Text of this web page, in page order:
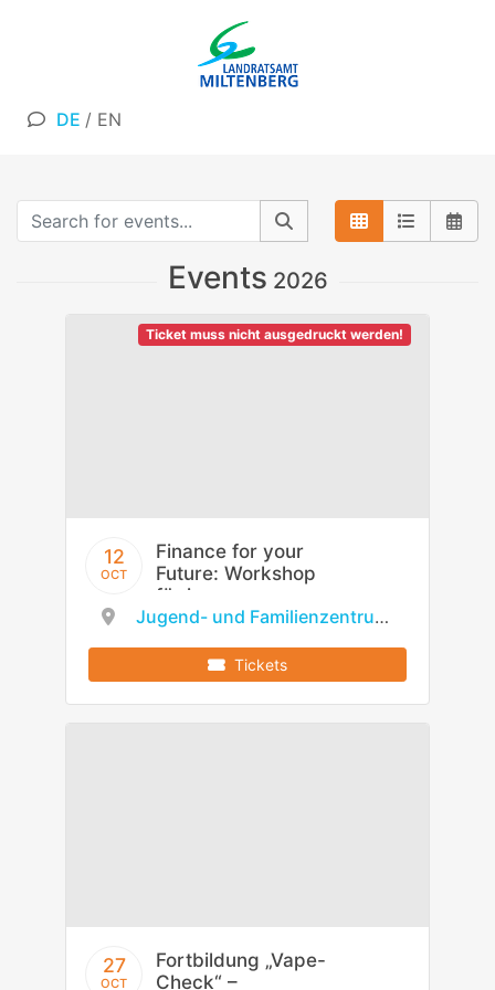
DE / EN
Events 2026
Ticket muss nicht ausgedruckt werden!
12
OCT
Finance for your
Future: Workshop
für junge
Erwachsene (15-20
Jugend- und Familienzentrum Erlenbach
Tickets
27
OCT
Fortbildung „Vape-
Check“ –